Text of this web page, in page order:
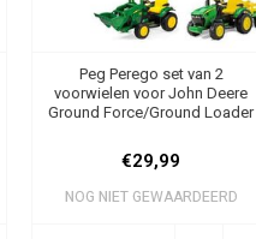
Peg Perego set van 2
voorwielen voor John Deere
Ground Force/Ground Loader
€29,99
NOG NIET GEWAARDEERD